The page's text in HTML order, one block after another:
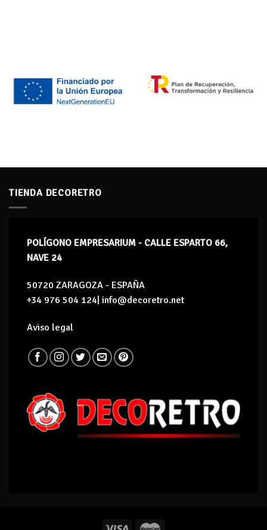
TIENDA DECORETRO
POLÍGONO EMPRESARIUM - CALLE ESPARTO 66,
NAVE 24
50720 ZARAGOZA - ESPAÑA
+34 976 504 124| info@decoretro.net
Aviso legal